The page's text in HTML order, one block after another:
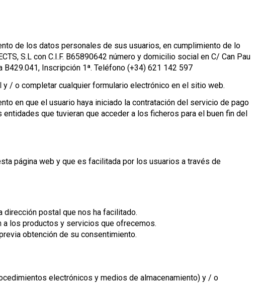
de los datos personales de sus usuarios, en cumplimiento de lo
S.L con C.I.F. B65890642 número y domicilio social en C/ Can Pau
Inscripción 1ª. Teléfono (+34) 621 142 597
/ o completar cualquier formulario electrónico en el sitio web.
en que el usuario haya iniciado la contratación del servicio de pago
que tuvieran que acceder a los ficheros para el buen fin del
página web y que es facilitada por los usuarios a través de
postal que nos ha facilitado.
los productos y servicios que ofrecemos.
obtención de su consentimiento.
electrónicos y medios de almacenamiento) y / o